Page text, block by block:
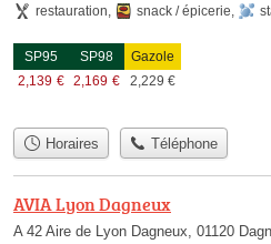
restauration
snack / épicerie
SP95
2,139 €
SP98
2,169 €
Gazole
2,229 €
Horaires Téléphone
AVIA Lyon Dagneux
A 42 Aire de Lyon Dagneux, 01120